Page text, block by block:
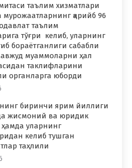
таълим хизматлари
мурожаатларнинг қарийб 96
таълим
тўғри келиб, уларнинг
бораётганлиги сабабли
муаммоларни ҳал
таклифларини
органларга юборди
биринчи ярим йиллиги
жисмоний ва юридик
уларнинг
келиб тушган
таҳлили